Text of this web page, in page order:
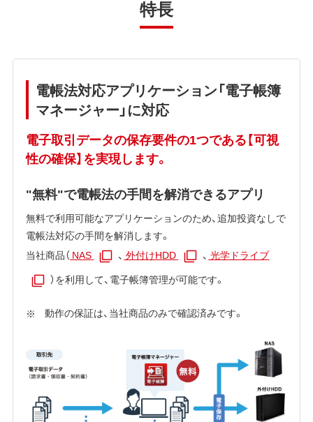
特長
電帳法対応アプリケーション「電子帳簿
マネージャー」に対応
電子取引データの保存要件の1つである【可視
性の確保】を実現します。
"無料"で電帳法の手間を解消できるアプリ
無料で利用可能なアプリケーションのため、追加投資なしで
電帳法対応の手間を解消します。
当社商品（ NAS 、 外付けHDD 、 光学ドライブ
）を利用して、電子帳簿管理が可能です。
動作の保証は、当社商品のみで確認済みです。